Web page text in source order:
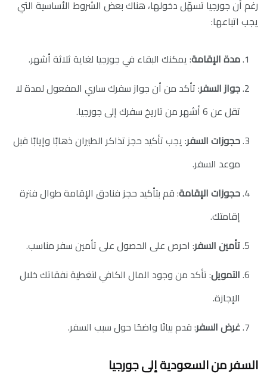
رغم أن جورجيا تسهّل دخولها، هناك بعض الشروط الأساسية التي
يجب اتباعها:
مدة الإقامة: يمكنك البقاء في جورجيا لغاية ثلاثة أشهر.
جواز السفر: تأكد من أن جواز سفرك ساري المفعول لمدة لا
تقل عن 6 أشهر من تاريخ سفرك إلى جورجيا.
حجوزات السفر: يجب تأكيد حجز تذاكر الطيران ذهابًا وإيابًا قبل
موعد السفر.
حجوزات الإقامة: قم بتأكيد حجز فنادق الإقامة طوال فترة
إقامتك.
تأمين السفر: احرص على الحصول على تأمين سفر مناسب.
التمويل: تأكد من وجود المال الكافي لتغطية نفقاتك خلال
الإجازة.
غرض السفر: قدم بيانًا واضحًا حول سبب السفر.
السفر من السعودية إلى جورجيا